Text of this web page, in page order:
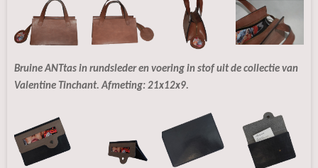
Bruine ANTtas in rundsleder en voering in stof uit de collectie van
Valentine Tinchant. Afmeting: 21x12x9.